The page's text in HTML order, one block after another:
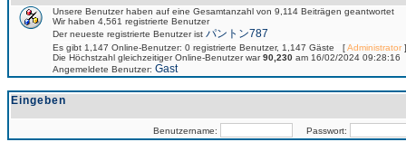
Unsere Benutzer haben auf eine Gesamtanzahl von 9,114 Beiträgen geantwortet
Wir haben 4,561 registrierte Benutzer
Der neueste registrierte Benutzer ist パントン787
Es gibt 1,147 Online-Benutzer: 0 registrierte Benutzer, 1,147 Gäste [Administrator
Die Höchstzahl gleichzeitiger Online-Benutzer war90,230 am 16/02/2024 09:28:16
Angemeldete Benutzer: Gast
Eingeben
Benutzername:
Passwort: